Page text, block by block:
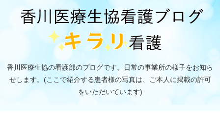
香川医療生協の看護部のブログです。日常の事業所の様子をお知ら
せします。(ここで紹介する患者様の写真は、ご本人に掲載の許可
をいただいています)